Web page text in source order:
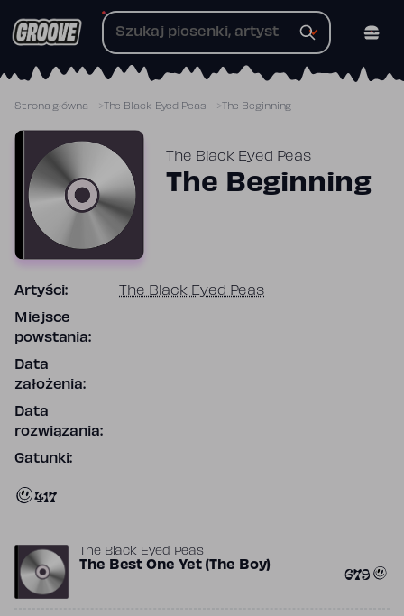
do
Strona główna The Black Eyed Peas The Beginning
The Black Eyed Peas
The Beginning
Artyści: The Black Eyed Peas
Miejsce
powstania:
Data
założenia:
Data
rozwiązania:
Gatunki:
417
The Black Eyed Peas
The Best One Yet (The Boy) 679